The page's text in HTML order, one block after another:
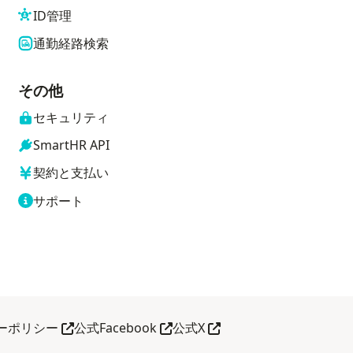
ID管理
通勤経路検索
その他
セキュリティ
SmartHR API
契約と支払い
サポート
ポリシー 別タブで開く
公式Facebook別タブで開く
公式X別タブで開く